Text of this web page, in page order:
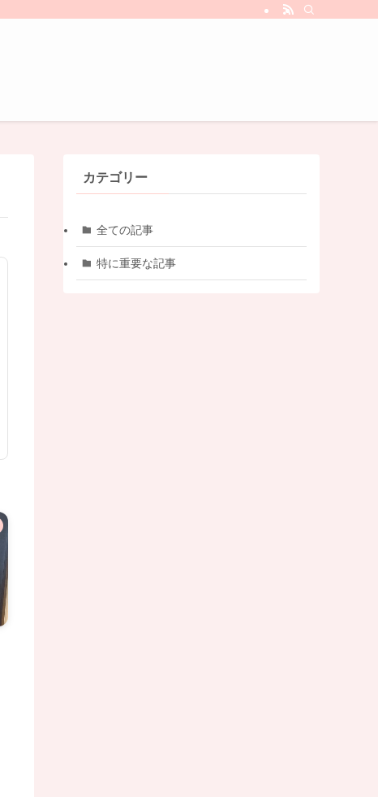
カテゴリー
全ての記事
特に重要な記事